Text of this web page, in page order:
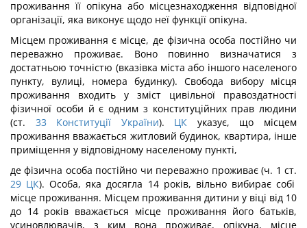
проживання її опікуна або місцезнаходження відповідної
організації, яка виконує щодо неї функції опікуна.
Місцем проживання є місце, де фізична особа постійно чи
переважно проживає. Воно повинно визначатися з
достатньою точністю (вказівка міста або іншого населеного
пункту, вулиці, номера будинку). Свобода вибору місця
проживання входить у зміст цивільної правоздатності
фізичної особи й є одним з конституційних прав людини
(ст. 33 Конституції України). ЦК указує, що місцем
проживання вважається житловий будинок, квартира, інше
приміщення у відповідному населеному пункті,
де фізична особа постійно чи переважно проживає (ч. 1 ст.
29 ЦК). Особа, яка досягла 14 років, вільно вибирає собі
місце проживання. Місцем проживання дитини у віці від 10
до 14 років вважається місце проживання його батьків,
усиновлювачів, з ким вона проживає, опікуна, місце